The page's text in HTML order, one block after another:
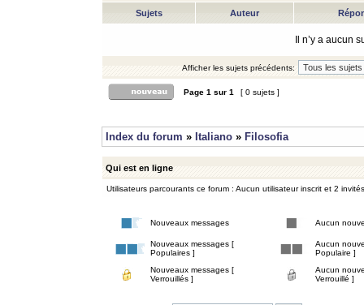
Sujets Auteur
Il n’y a aucun
Afficher les sujets précédents:
Page 1 sur 1 [ 0 sujets ]
Index du forum » Italiano » Filosofia
Qui est en ligne
Utilisateurs parcourants ce forum : Aucun utilisateur inscrit et 2 invités
Nouveaux messages Aucun
Nouveaux messages [
Populaires ]
Aucun
Populaire ]
Nouveaux messages [
Verrouillés ]
Aucun
Verrouillé ]